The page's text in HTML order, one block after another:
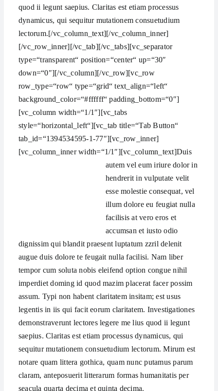
quod ii legunt saepius. Claritas est etiam processus
dynamicus, qui sequitur mutationem consuetudium
lectorum.[/vc_column_text][/vc_column_inner]
[/vc_row_inner][/vc_tab][/vc_tabs][vc_separator
type=“transparent“ position=“center“ up=“30″
down=“0″][/vc_column][/vc_row][vc_row
row_type=“row“ type=“grid“ text_align=“left“
background_color=“#ffffff“ padding_bottom=“0″]
[vc_column width=“1/1″][vc_tabs
style=“horizontal_left“][vc_tab title=“Tab Button“
tab_id=“1394534595-1-77″][vc_row_inner]
[vc_column_inner width=“1/1″][vc_column_text]Duis
autem vel eum iriure dolor in
hendrerit in vulputate velit
esse molestie consequat, vel
illum dolore eu feugiat nulla
facilisis at vero eros et
accumsan et iusto odio
dignissim qui blandit praesent luptatum zzril delenit
augue duis dolore te feugait nulla facilisi. Nam liber
tempor cum soluta nobis eleifend option congue nihil
imperdiet doming id quod mazim placerat facer possim
assum. Typi non habent claritatem insitam; est usus
legentis in iis qui facit eorum claritatem. Investigationes
demonstraverunt lectores legere me lius quod ii legunt
saepius. Claritas est etiam processus dynamicus, qui
sequitur mutationem consuetudium lectorum. Mirum est
notare quam littera gothica, quam nunc putamus parum
claram, anteposuerit litterarum formas humanitatis per
seacula quarta decima et quinta decima.